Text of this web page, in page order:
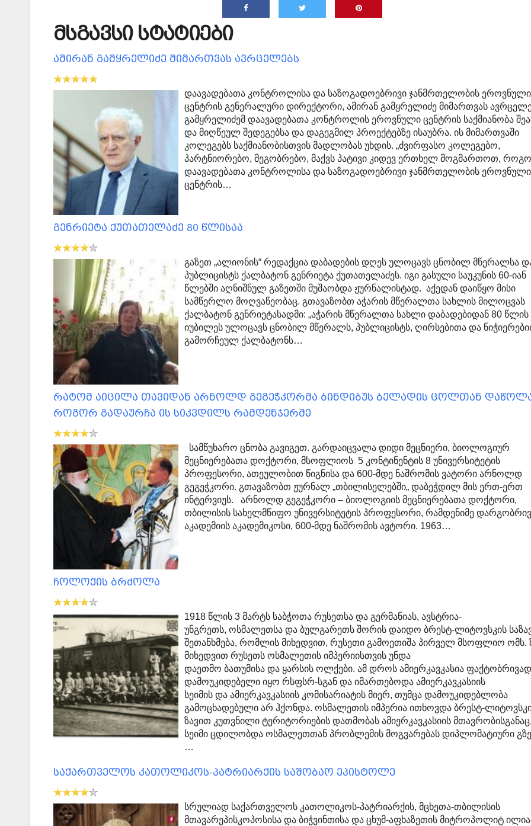
მსგავსი სტატიები
ამირან გამყრელიძე მიმართვას ავრცელებს
დაავადებათა კონტროლისა და საზოგადოებრივი ჯანმრთელობის ეროვნული
ცენტრის გენერალური დირექტორი, ამირან გამყრელიძე მიმართვას
გამყრელიძემ დაავადებათა კონტროლის ეროვნული ცენტრის საქმიანობა
და მიღწეულ შედეგებსა და დაგეგმილ პროექტებზე ისაუბრა. ის მიმართვაში
კოლეგებს საქმიანობისთვის მადლობას უხდის. „ძვირფასო კოლეგებო,
პარტნიორებო, მეგობრებო, მაქვს პატივი კიდევ ერთხელ მოგმართოთ,
დაავადებათა კონტროლისა და საზოგადოებრივი ჯანმრთელობის ეროვნული
ცენტრის…
გენრიეტა ქუთათელაძე 80 წლისაა
გაზეთ „ალიონის“ რედაქცია დაბადების დღეს ულოცავს ცნობილ მწერალსა
პუბლიცისტს ქალბატონ გენრიეტა ქუთათელაძეს. იგი გასული საუკუნის 60-იან
წლებში აღნიშნულ გაზეთში მუშაობდა ჟურნალისტად. აქედან დაიწყო მისი
სამწერლო მოღვაწეობაც. გთავაზობთ აჭარის მწერალთა სახლის მილოცვას
ქალბატონ გენრიეტასადმი: „აჭარის მწერალთა სახლი დაბადებიდან 80 წლის
იუბილეს ულოცავს ცნობილ მწერალს, პუბლიცისტს, ღირსებითა და
გამორჩეულ ქალბატონს…
რატომ აიცილა თავიდან არნოლდ გეგეჭკორმა ბინდიბუს ბელადის ცოლთან
როგორ გადაურჩა ის სიკვდილს რამდენჯერმე
სამწუხარო ცნობა გავიგეთ. გარდაიცვალა დიდი მეცნიერი, ბიოლოგიურ
მეცნიერებათა დოქტორი, მსოფლიოს 5 კონტინენტის 8 უნივერსიტეტის
პროფესორი, ათეულობით წიგნისა და 600-მდე ნაშრომის ვატორი არნოლდ
გეგეჭკორი. გთავაზობთ ჟურნალ „თბილისელებში„ დაბეჭდილ მის ერთ-ერთ
ინტერვიუს. არნოლდ გეგეჭკორი – ბიოლოგიის მეცნიერებათა დოქტორი,
თბილისის სახელმწიფო უნივერსიტეტის პროფესორი, რამდენიმე
აკადემიის აკადემიკოსი, 600-მდე ნაშრომის ავტორი. 1963…
ჩოლოქის ბრძოლა
1918 წლის 3 მარტს საბჭოთა რუსეთსა და გერმანიას, ავსტრია-
უნგრეთს, ოსმალეთსა და ბულგარეთს შორის დაიდო ბრესტ-ლიტოვსკის
შეთანხმება, რომლის მიხედვით, რუსეთი გამოეთიშა პირველ მსოფლიო ომს.
მიხედვით რუსეთს ოსმალეთის იმპერიისთვის უნდა
დაეთმო ბათუმისა და ყარსის ოლქები. ამ დროს ამიერკავკასია ფაქტობრივად
დამოუკიდებელი იყო რსფსრ-სგან და იმართებოდა ამიერკავკასიის
სეიმის და ამიერკავკასიის კომისარიატის მიერ, თუმცა დამოუკიდებლობა
გამოცხადებული არ ჰქონდა. ოსმალეთის იმპერია ითხოვდა ბრესტ-
ზავით კუთვნილი ტერიტორიების დათმობას ამიერკავკასიის მთავრობისგანაც.
სეიმი ცდილობდა ოსმალეთთან პრობლემის მოგვარებას დიპლომატიური
…
საქართველოს კათოლიკოს-პატრიარქის საშობაო ეპისტოლე
სრულიად საქართველოს კათოლიკოს-პატრიარქის, მცხეთა-თბილისის
მთავარეპისკოპოსისა და ბიჭვინთისა და ცხუმ-აფხაზეთის მიტროპოლიტ ილია